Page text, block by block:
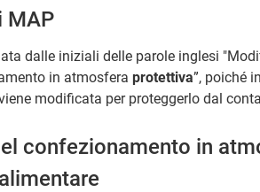
MAP
dalle iniziali delle parole inglesi
in atmosfera protettiva”, poiché
modificata per proteggerlo dal
confezionamento in